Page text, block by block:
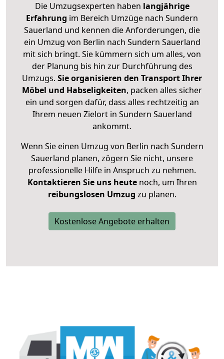
Die Umzugsexperten haben langjährige
Erfahrung im Bereich Umzüge nach Sundern
Sauerland und kennen die Anforderungen, die
ein Umzug von Berlin nach Sundern Sauerland
mit sich bringt. Sie kümmern sich um alles, von
der Planung bis hin zur Durchführung des
Umzugs. Sie organisieren den Transport Ihrer
Möbel und Habseligkeiten, packen alles sicher
ein und sorgen dafür, dass alles rechtzeitig an
Ihrem neuen Zielort in Sundern Sauerland
ankommt.
Wenn Sie einen Umzug von Berlin nach Sundern
Sauerland planen, zögern Sie nicht, unsere
professionelle Hilfe in Anspruch zu nehmen.
Kontaktieren Sie uns heutenoch, um Ihren
reibungslosen Umzug zu planen.
Kostenlose Angebote erhalten